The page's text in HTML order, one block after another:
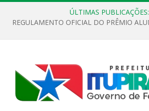
ÚLTIMAS PUBLICAÇÕES: